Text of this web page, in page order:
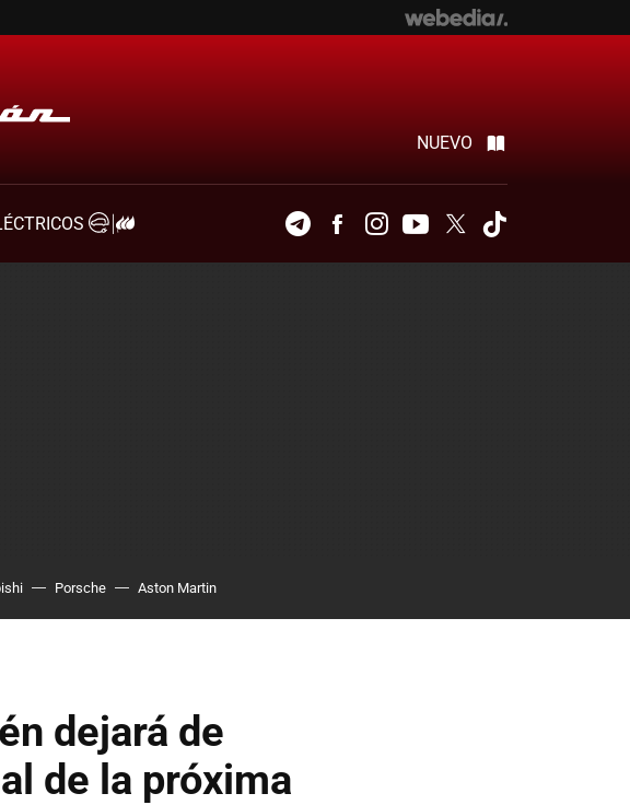
NUEVO
TelegramFacebookInstagramYoutubeTwitter
Porsche Aston Martin
dejará de
de la próxima